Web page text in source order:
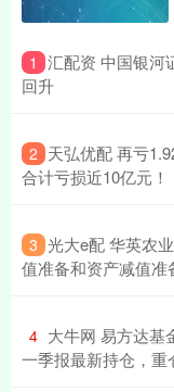
1 汇配资 中国银河
回升
2 天弘优配 再亏
合计亏损近10亿元！
3 光大e配 华英农
值准备和资产减值准
4 大牛网 易方达基
一季报最新持仓，重